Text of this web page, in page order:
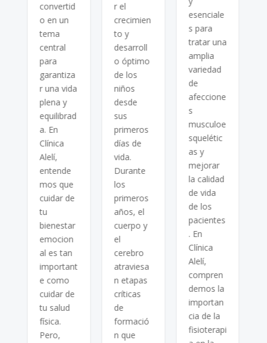
convertid
o en un
tema
central
para
garantiza
r una vida
plena y
equilibrad
a. En
Clínica
Alelí,
entende
mos que
cuidar de
tu
bienestar
emocion
al es tan
important
e como
cuidar de
tu salud
física.
Pero,
r el
crecimien
to y
desarroll
o óptimo
de los
niños
desde
sus
primeros
días de
vida.
Durante
los
primeros
años, el
cuerpo y
el
cerebro
atraviesa
n etapas
críticas
de
formació
n que
esenciale
s para
tratar una
amplia
variedad
de
afeccione
s
musculoe
squelétic
as y
mejorar
la calidad
de vida
de los
pacientes
. En
Clínica
Alelí,
compren
demos la
importan
cia de la
fisioterapi